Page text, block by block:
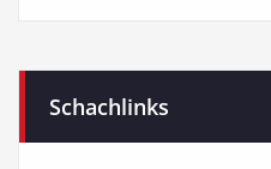
Schachlinks